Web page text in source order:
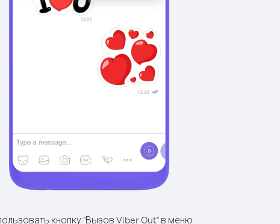
кнопку "Вызов Viber Out" в меню